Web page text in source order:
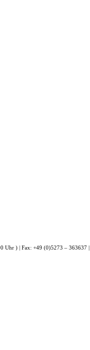
Uhr ) | Fax: +49 (0)5273 – 363637